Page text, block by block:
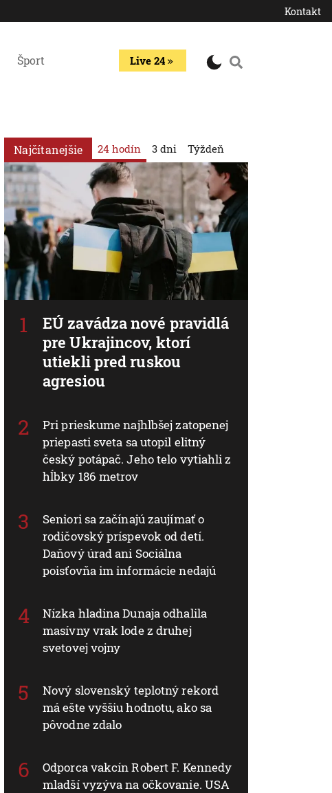
Kontakt
Šport Live 24
Najčítanejšie 24 hodín
EÚ zavádza nové pravidlá
pre Ukrajincov, ktorí
utiekli pred ruskou
agresiou
Pri prieskume najhlbšej zatopenej
priepasti sveta sa utopil elitný
český potápač. Jeho telo vytiahli z
hĺbky 186 metrov
Seniori sa začínajú zaujímať o
rodičovský príspevok od detí.
Daňový úrad ani Sociálna
poisťovňa im informácie nedajú
Nízka hladina Dunaja odhalila
masívny vrak lode z druhej
svetovej vojny
Nový slovenský teplotný rekord
má ešte vyššiu hodnotu, ako sa
pôvodne zdalo
Odporca vakcín Robert F. Kennedy
mladší vyzýva na očkovanie. USA
3 dni Týždeň